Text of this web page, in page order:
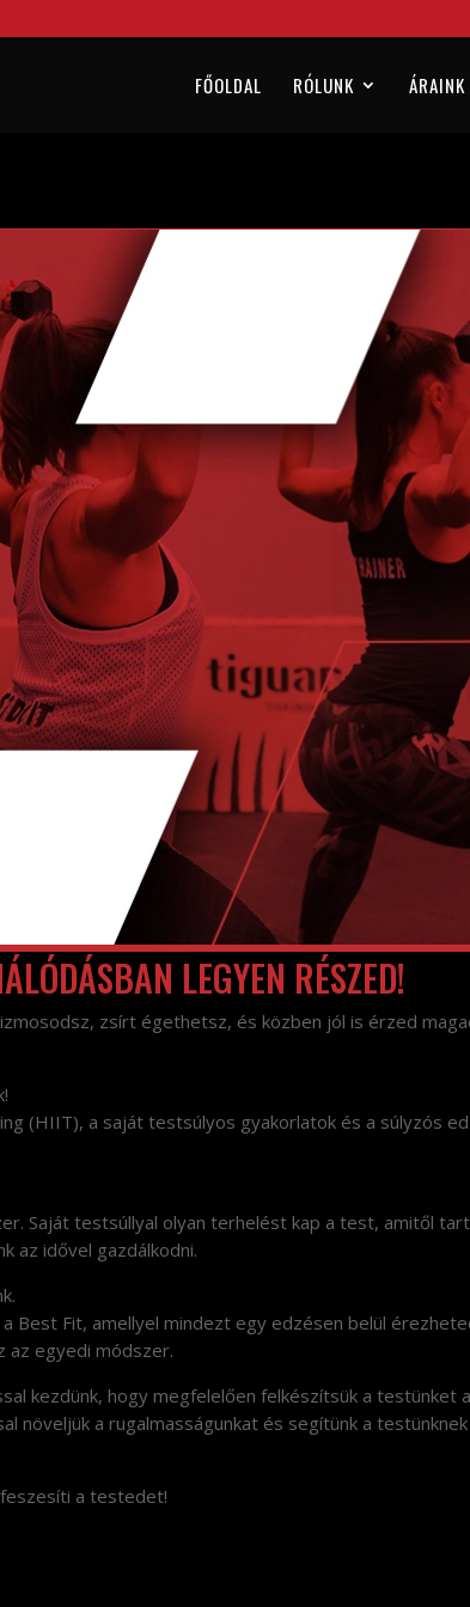
FŐOLDAL RÓLUNK ÁRAINK
LEGYEN RÉSZED!
zsírt égethetsz, és közben jól is érzed
(HIIT), a saját testsúlyos gyakorlatok és a súlyzós
Saját testsúllyal olyan terhelést kap a test, amitől
az idővel gazdálkodni.
Best Fit, amellyel mindezt egy edzésen belül
az egyedi módszer.
kezdünk, hogy megfelelően felkészítsük a
növeljük a rugalmasságunkat és segítünk a
a testedet!